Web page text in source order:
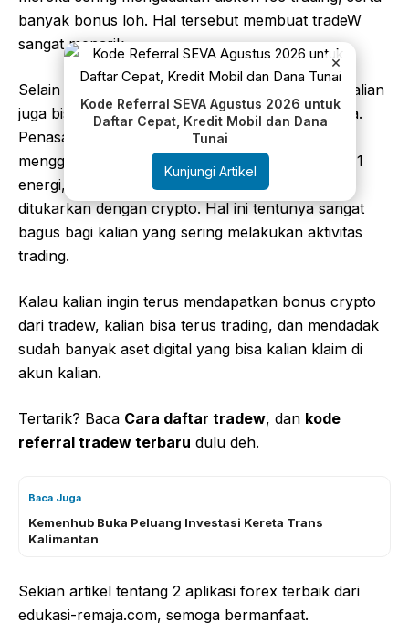
banyak bonus loh. Hal tersebut membuat tradeW
sangat menarik.
Selain itu, ketika kalian menggunakan TradeW, kalian
juga bisa mendapatkan aset digital setiap hari nya.
Penasaran? Setiap kalian melakukan trading
menggunakan trade w, kalian bisa mendapatkan 1
energi, yang akan digunakan oleh trade w untuk
ditukarkan dengan crypto. Hal ini tentunya sangat
bagus bagi kalian yang sering melakukan aktivitas
trading.
Kalau kalian ingin terus mendapatkan bonus crypto
dari tradew, kalian bisa terus trading, dan mendadak
sudah banyak aset digital yang bisa kalian klaim di
akun kalian.
Tertarik? Baca Cara daftar tradew, dan kode
referral tradew terbaru dulu deh.
Baca Juga
Kemenhub Buka Peluang Investasi Kereta Trans
Kalimantan
Sekian artikel tentang 2 aplikasi forex terbaik dari
edukasi-remaja.com, semoga bermanfaat.
×
Kode Referral SEVA Agustus 2026 untuk
Daftar Cepat, Kredit Mobil dan Dana
Tunai
Kunjungi Artikel